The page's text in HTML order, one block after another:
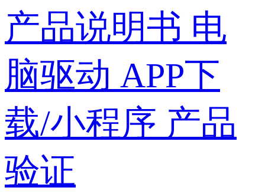
产品说明书 电
脑驱动 APP下
载/小程序 产品
验证